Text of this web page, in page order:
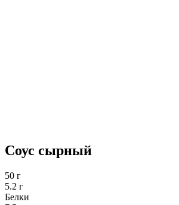
Соус сырный
50 г
5.2 г
Белки